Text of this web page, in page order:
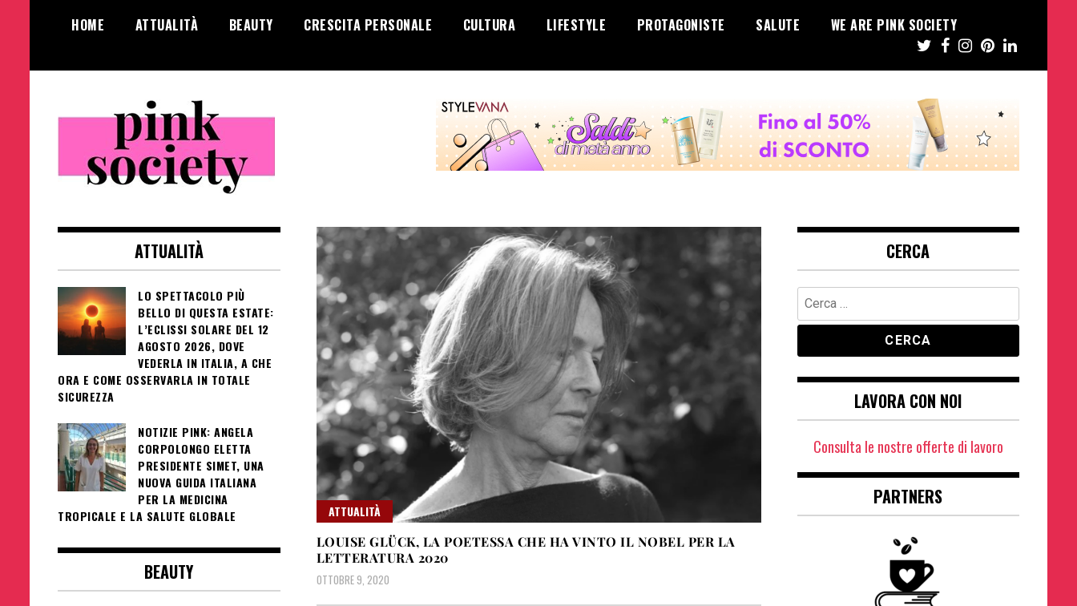
HOME ATTUALITÀ BEAUTY CRESCITA PERSONALE CULTURA LIFESTYLE PROTAGONISTE SALUTE WE ARE PINK SOCIETY
Pink Society
femminile
ATTUALITÀ
LOUISE GLÜCK, LA POETESSA CHE HA VINTO IL NOBEL PER LA
LETTERATURA 2020
OTTOBRE 9, 2020
ATTUALITÀ
LO SPETTACOLO PIÙ
BELLO DI QUESTA ESTATE:
L’ECLISSI SOLARE DEL 12
AGOSTO 2026, DOVE
VEDERLA IN ITALIA, A CHE
ORA E COME OSSERVARLA IN TOTALE
SICUREZZA
NOTIZIE PINK: ANGELA
CORPOLONGO ELETTA
PRESIDENTE SIMET, UNA
NUOVA GUIDA ITALIANA
PER LA MEDICINA
TROPICALE E LA SALUTE GLOBALE
BEAUTY
CERCA
Ricerca
per:
LAVORA CON NOI
Consulta le nostre offerte di lavoro
PARTNERS